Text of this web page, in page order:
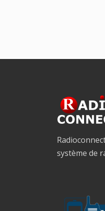
système de